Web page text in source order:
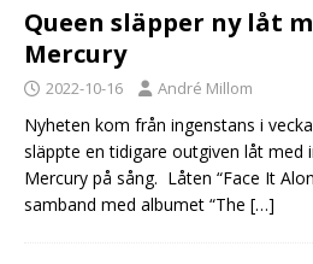
Queen släpper ny låt
Mercury
2022-10-16 André Millom
Nyheten kom från ingenstans i
släppte en tidigare outgiven låt med
Mercury på sång. Låten “Face It
samband med albumet “The […]